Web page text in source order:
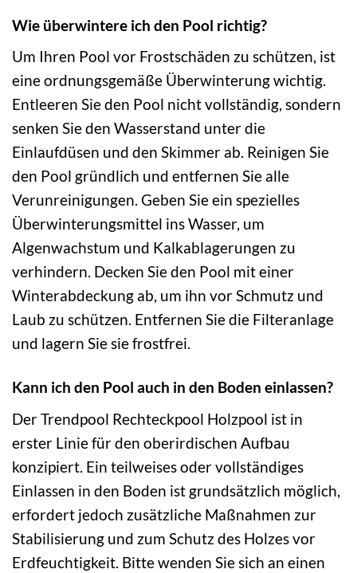
Wie überwintere ich den Pool richtig?
Um Ihren Pool vor Frostschäden zu schützen, ist
eine ordnungsgemäße Überwinterung wichtig.
Entleeren Sie den Pool nicht vollständig, sondern
senken Sie den Wasserstand unter die
Einlaufdüsen und den Skimmer ab. Reinigen Sie
den Pool gründlich und entfernen Sie alle
Verunreinigungen. Geben Sie ein spezielles
Überwinterungsmittel ins Wasser, um
Algenwachstum und Kalkablagerungen zu
verhindern. Decken Sie den Pool mit einer
Winterabdeckung ab, um ihn vor Schmutz und
Laub zu schützen. Entfernen Sie die Filteranlage
und lagern Sie sie frostfrei.
Kann ich den Pool auch in den Boden einlassen?
Der Trendpool Rechteckpool Holzpool ist in
erster Linie für den oberirdischen Aufbau
konzipiert. Ein teilweises oder vollständiges
Einlassen in den Boden ist grundsätzlich möglich,
erfordert jedoch zusätzliche Maßnahmen zur
Stabilisierung und zum Schutz des Holzes vor
Erdfeuchtigkeit. Bitte wenden Sie sich an einen